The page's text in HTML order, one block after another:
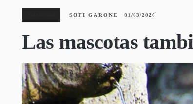
SOFI GARONE 01/03/2026
Las mascotas